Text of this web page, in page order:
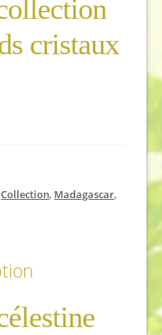
cristaux
Collection, Madagascar,